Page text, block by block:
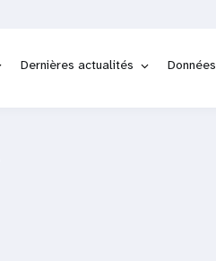
Dernières actualités Données